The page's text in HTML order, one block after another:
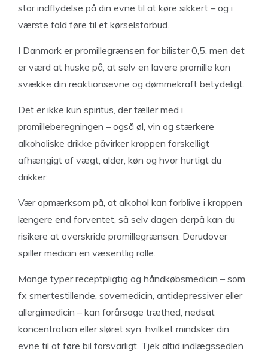
stor indflydelse på din evne til at køre sikkert – og i
værste fald føre til et kørselsforbud.
I Danmark er promillegrænsen for bilister 0,5, men det
er værd at huske på, at selv en lavere promille kan
svække din reaktionsevne og dømmekraft betydeligt.
Det er ikke kun spiritus, der tæller med i
promilleberegningen – også øl, vin og stærkere
alkoholiske drikke påvirker kroppen forskelligt
afhængigt af vægt, alder, køn og hvor hurtigt du
drikker.
Vær opmærksom på, at alkohol kan forblive i kroppen
længere end forventet, så selv dagen derpå kan du
risikere at overskride promillegrænsen. Derudover
spiller medicin en væsentlig rolle.
Mange typer receptpligtig og håndkøbsmedicin – som
fx smertestillende, sovemedicin, antidepressiver eller
allergimedicin – kan forårsage træthed, nedsat
koncentration eller sløret syn, hvilket mindsker din
evne til at føre bil forsvarligt. Tjek altid indlægssedlen